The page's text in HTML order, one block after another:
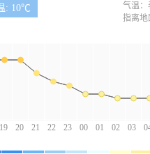
: 10℃
19 20 21 22 23 00 01 02 03
气温：
指离地